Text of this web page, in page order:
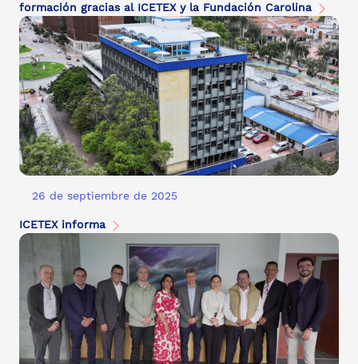
formación gracias al ICETEX y la Fundación Carolina
26 de septiembre de 2025
ICETEX informa